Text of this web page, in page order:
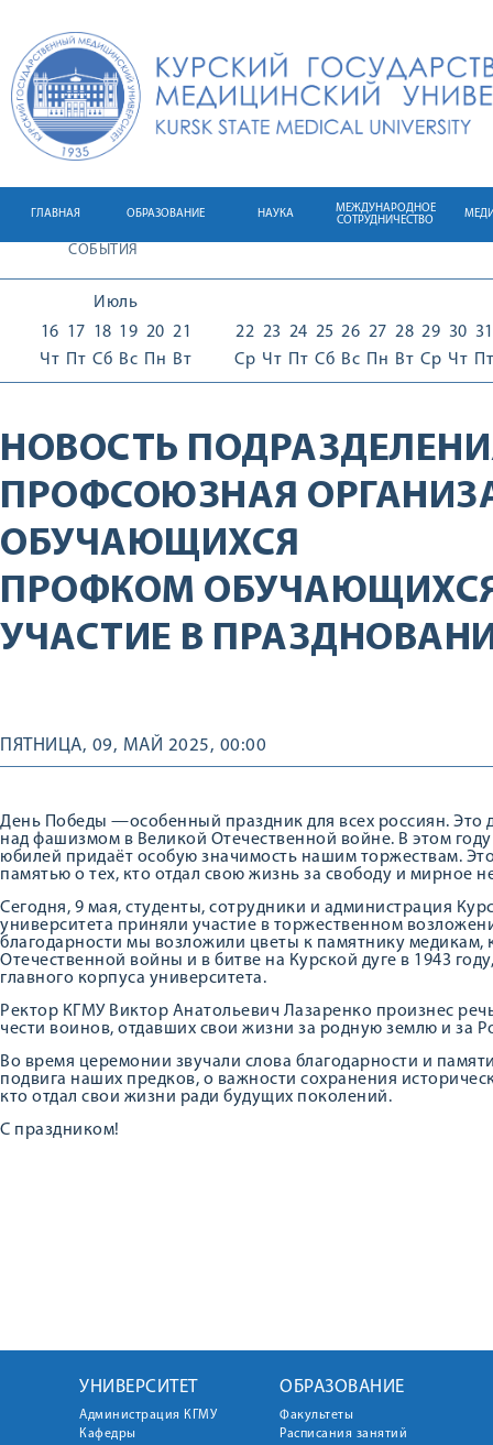
ГЛАВНАЯ ОБРАЗОВАНИЕ НАУКА
МЕЖДУНАРОДНОЕ
СОТРУДНИЧЕСТВО
СОБЫТИЯ
Июль
16
Чт
17
Пт
18
Сб
19
Вс
20
Пн
21
Вт
22
Ср
23
Чт
24
Пт
25
Сб
26
Вс
27
Пн
28
Вт
29
Ср
30
Чт
31
Пт
НОВОСТЬ
ПРОФСОЮЗНАЯ
ОБУЧАЮЩИХСЯ
ПРОФКОМ
УЧАСТИЕ В
ПЯТНИЦА, 09, МАЙ 2025, 00:00
День Победы —особенный праздник для всех россиян. Это
над фашизмом в Великой Отечественной войне. В этом
юбилей придаёт особую значимость нашим торжествам.
памятью о тех, кто отдал свою жизнь за свободу и мирное
Сегодня, 9 мая, студенты, сотрудники и администрация
университета приняли участие в торжественном
благодарности мы возложили цветы к памятнику
Отечественной войны и в битве на Курской дуге в 1943
главного корпуса университета.
Ректор КГМУ Виктор Анатольевич Лазаренко произнес
чести воинов, отдавших свои жизни за родную землю и за
Во время церемонии звучали слова благодарности и
подвига наших предков, о важности сохранения
кто отдал свои жизни ради будущих поколений.
С праздником!
УНИВЕРСИТЕТ
Администрация КГМУ
Кафедры
ОБРАЗОВАНИЕ
Факультеты
Расписания занятий